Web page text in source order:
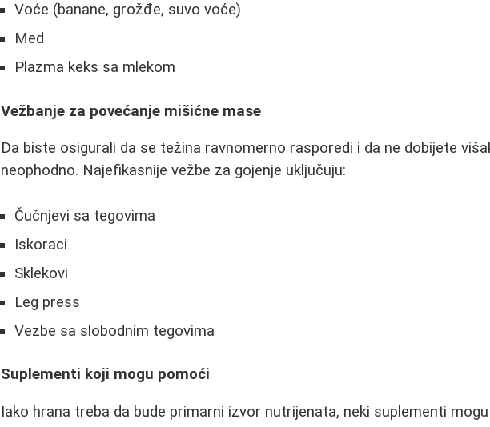
Voće (banane, grožđe, suvo voće)
Med
Plazma keks sa mlekom
Vežbanje za povećanje mišićne mase
Da biste osigurali da se težina ravnomerno rasporedi i da ne dobijete
neophodno. Najefikasnije vežbe za gojenje uključuju:
Čučnjevi sa tegovima
Iskoraci
Sklekovi
Leg press
Vezbe sa slobodnim tegovima
Suplementi koji mogu pomoći
Iako hrana treba da bude primarni izvor nutrijenata, neki suplementi